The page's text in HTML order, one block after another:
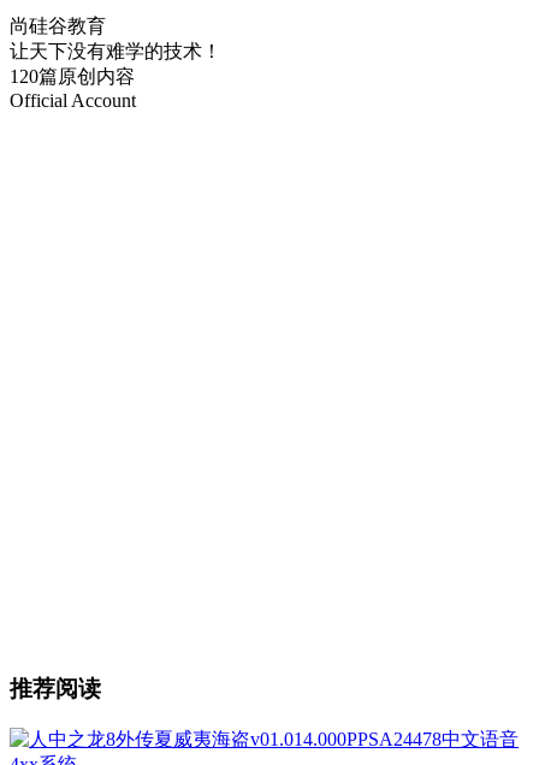
尚硅谷教育
让天下没有难学的技术！
120篇原创内容
Official Account
推荐阅读